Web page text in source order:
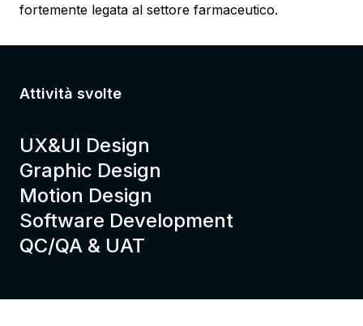
fortemente legata al settore farmaceutico.
Attività svolte
UX&UI Design
Graphic Design
Motion Design
Software Development
QC/QA & UAT